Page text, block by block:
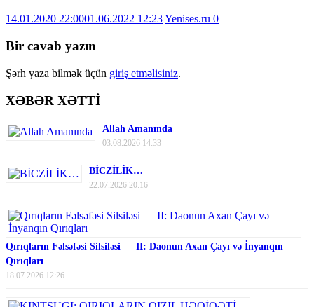
14.01.2020 22:0001.06.2022 12:23Yenises.ru 0
Bir cavab yazın
Şərh yaza bilmək üçün giriş etməlisiniz.
XƏBƏR XƏTTİ
Allah Amanında
03.08.2026 14:33
BİCZİLİK…
22.07.2026 20:16
Qırıqların Fəlsəfəsi Silsiləsi — II: Daonun Axan Çayı və İnyanqın
Qırıqları
18.07.2026 12:26